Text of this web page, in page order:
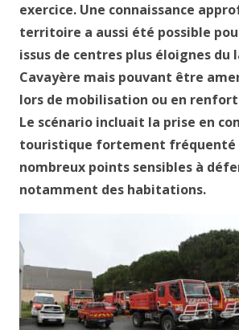
exercice. Une connaissance
territoire a aussi été possible
issus de centres plus éloignes du
Cavayère mais pouvant être
lors de mobilisation ou en
Le scénario incluait la prise en
touristique fortement fréquenté
nombreux points sensibles à
notamment des habitations.